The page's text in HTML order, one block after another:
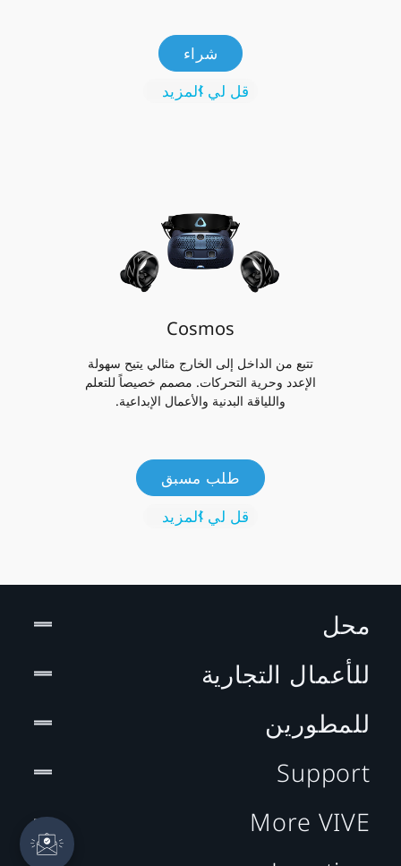
شراء
قل لي المزيد
Cosmos
تتبع من الداخل إلى الخارج مثالي يتيح سهولة
الإعدد وحرية التحركات. مصمم خصيصاً للتعلم
واللياقة البدنية والأعمال الإبداعية.
طلب مسبق
قل لي المزيد
محل
للأعمال التجارية
للمطورين
Support
More VIVE